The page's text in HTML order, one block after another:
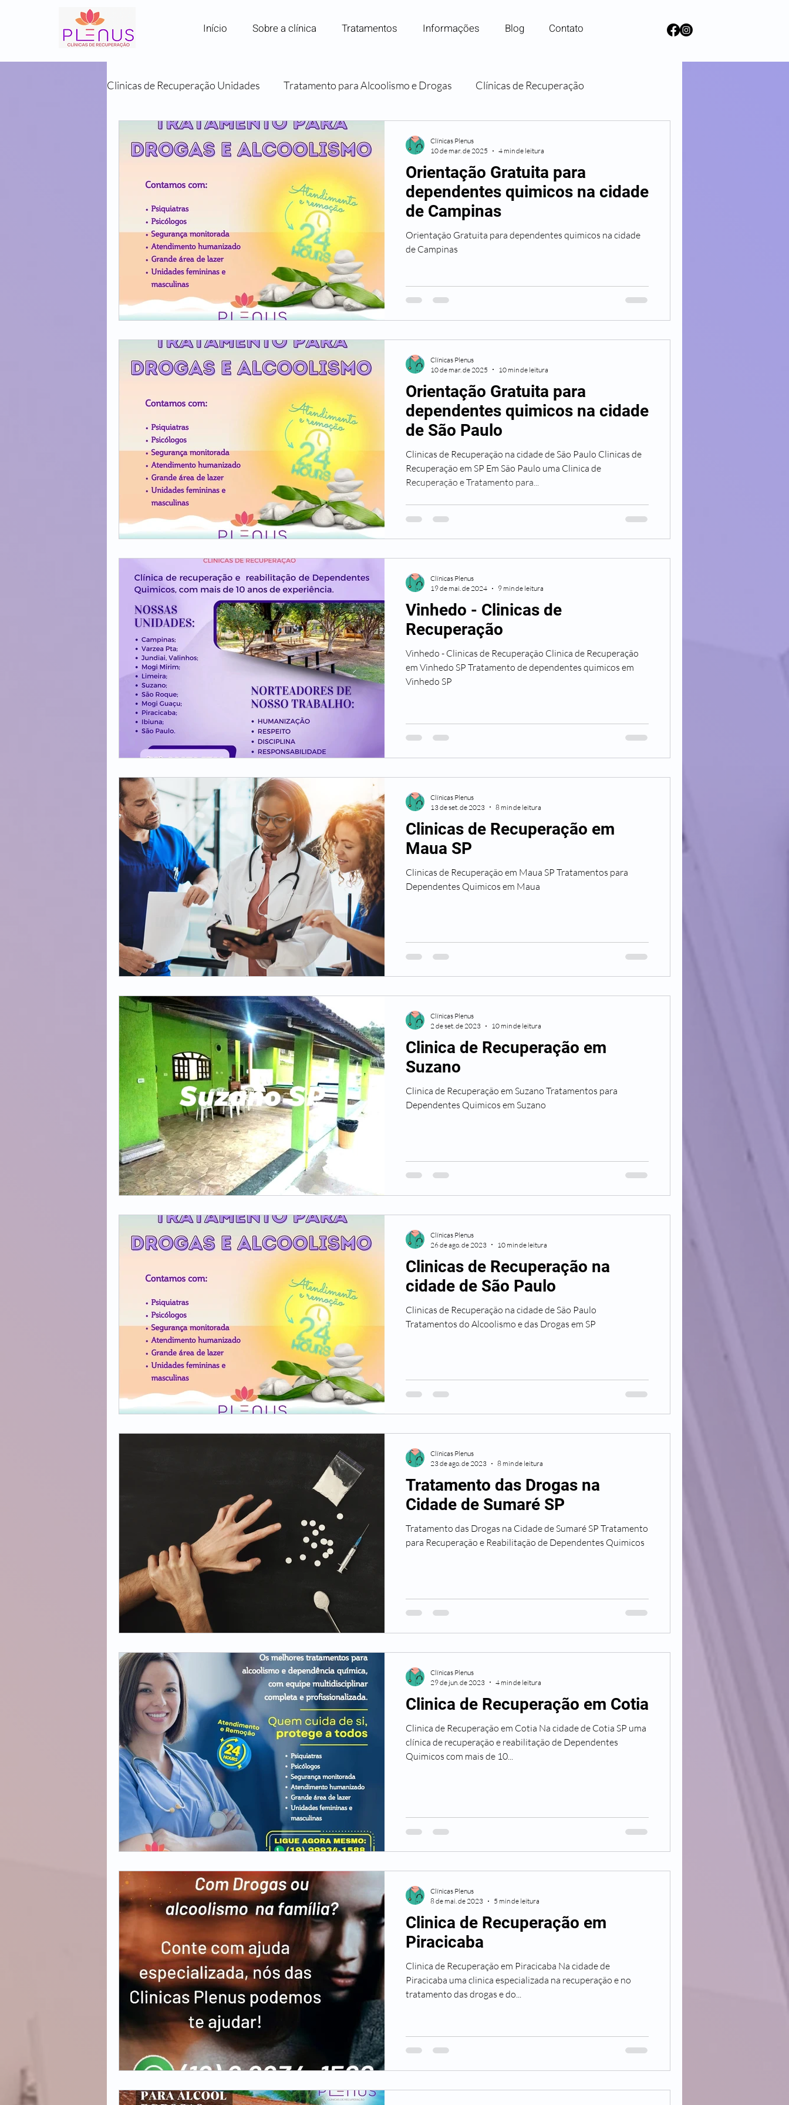
Início Sobre a clínica Tratamentos Informações Blog Contato
Clinicas de Recuperação Unidades Tratamento para Alcoolismo e Drogas Clínicas de Recuperação
Clínicas por Região em SP Internação para Dependência Química
Comunidades Terapêuticas
Orientação Gratuita para
dependentes quimicos na cidade
de Campinas
Orientação Gratuita para dependentes quimicos na cidade
de Campinas
Clínicas Plenus
10 de mar. de 2025
4 min de leitura
Orientação Gratuita para
dependentes quimicos na cidade
de São Paulo
Clinicas de Recuperação na cidade de São Paulo Clinicas de
Recuperação em SP Em São Paulo uma Clinica de
Recuperação e Tratamento para...
Clínicas Plenus
10 de mar. de 2025
10 min de leitura
Vinhedo - Clinicas de
Recuperação
Vinhedo - Clinicas de Recuperação Clinica de Recuperação
em Vinhedo SP Tratamento de dependentes quimicos em
Vinhedo SP
Clínicas Plenus
19 de mai. de 2024
9 min de leitura
Clinicas de Recuperação em
Maua SP
Clinicas de Recuperação em Maua SP Tratamentos para
Dependentes Quimicos em Maua
Clínicas Plenus
13 de set. de 2023
8 min de leitura
Clinica de Recuperação em
Suzano
Clinica de Recuperação em Suzano Tratamentos para
Dependentes Quimicos em Suzano
Clínicas Plenus
2 de set. de 2023
10 min de leitura
Clinicas de Recuperação na
cidade de São Paulo
Clinicas de Recuperação na cidade de São Paulo
Tratamentos do Alcoolismo e das Drogas em SP
Clínicas Plenus
26 de ago. de 2023
10 min de leitura
Tratamento das Drogas na
Cidade de Sumaré SP
Tratamento das Drogas na Cidade de Sumaré SP Tratamento
para Recuperação e Reabilitação de Dependentes Quimicos
Clínicas Plenus
23 de ago. de 2023
8 min de leitura
Clinica de Recuperação em Cotia
Clinica de Recuperação em Cotia Na cidade de Cotia SP uma
clínica de recuperação e reabilitação de Dependentes
Quimicos com mais de 10...
Clínicas Plenus
29 de jun. de 2023
4 min de leitura
Clinica de Recuperação em
Piracicaba
Clinica de Recuperação em Piracicaba Na cidade de
Piracicaba uma clinica especializada na recuperação e no
tratamento das drogas e do...
Clínicas Plenus
8 de mai. de 2023
5 min de leitura